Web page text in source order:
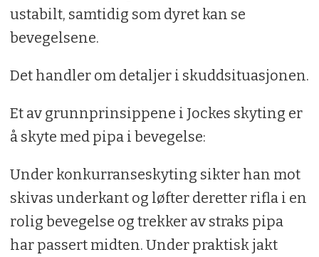
ustabilt, samtidig som dyret kan se
bevegelsene.
Det handler om detaljer i skuddsituasjonen.
Et av grunnprinsippene i Jockes skyting er
å skyte med pipa i bevegelse:
Under konkurranseskyting sikter han mot
skivas underkant og løfter deretter rifla i en
rolig bevegelse og trekker av straks pipa
har passert midten. Under praktisk jakt